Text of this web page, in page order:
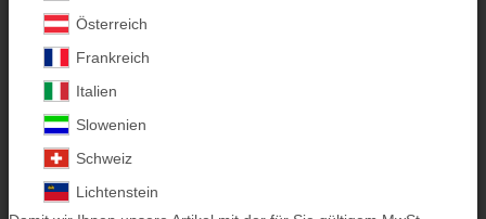
Österreich
Frankreich
Italien
Slowenien
Schweiz
Lichtenstein